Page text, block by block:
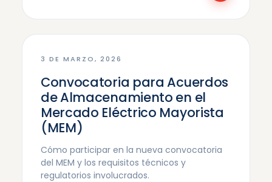
3 DE MARZO, 2026
Convocatoria para Acuerdos
de Almacenamiento en el
Mercado Eléctrico Mayorista
(MEM)
Cómo participar en la nueva convocatoria
del MEM y los requisitos técnicos y
regulatorios involucrados.